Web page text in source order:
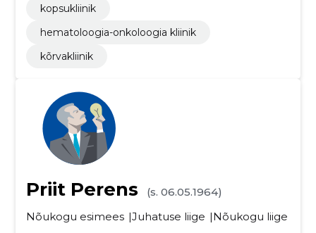
kopsukliinik
hematoloogia-onkoloogia kliinik
kõrvakliinik
Priit Perens
(s. 06.05.1964)
Nõukogu esimees Juhatuse liige Nõukogu liige